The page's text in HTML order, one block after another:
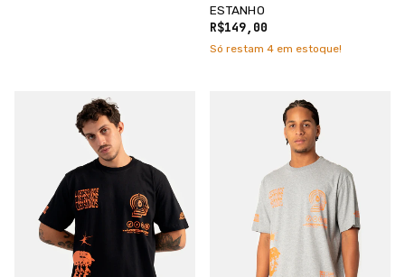
ESTANHO
R$149,00
Só restam 4 em estoque!